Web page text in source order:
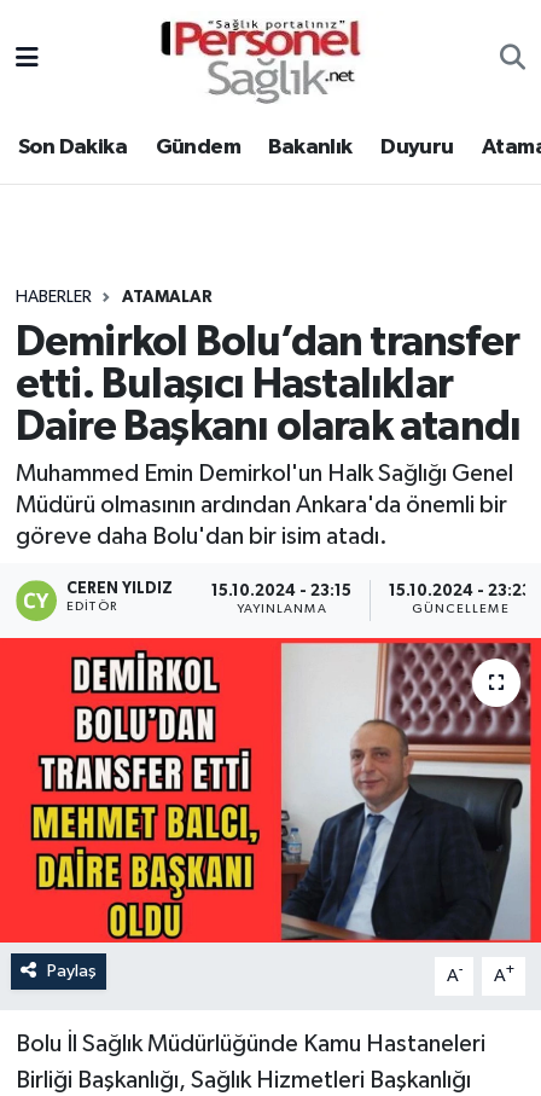
Son Dakika Gündem Bakanlık Duyuru
HABERLER ATAMALAR
Demirkol Bolu’dan transfer
etti. Bulaşıcı Hastalıklar
Daire Başkanı olarak atandı
Muhammed Emin Demirkol'un Halk Sağlığı Genel
Müdürü olmasının ardından Ankara'da önemli bir
göreve daha Bolu'dan bir isim atadı.
CEREN YILDIZ
EDITÖR
15.10.2024 - 23:15
YAYINLANMA
15.10.2024 - 23:23
GÜNCELLEME
Paylaş A- A+
Bolu İl Sağlık Müdürlüğünde Kamu Hastaneleri
Birliği Başkanlığı, Sağlık Hizmetleri Başkanlığı
Gündem
Atamalar
Mevzuat
Sendika
Kpss - Sınav
Nöbetçi Eczaneler
Hava Durumu
Tüm Manşetler
Son Dakika Haberleri
Haber Arşivi